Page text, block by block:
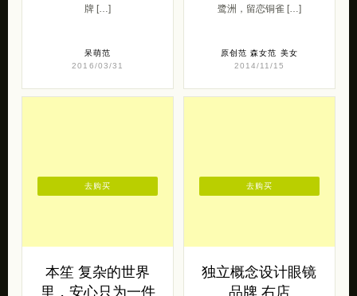
牌 […]
呆萌范
2016/03/31
鹭洲，留恋铜雀 […]
原创范 森女范 美女
2014/11/15
本笙 复杂的世界
里，安心只为一件
去购买
独立概念设计眼镜
品牌 右店
去购买